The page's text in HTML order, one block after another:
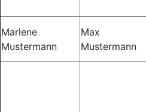
Marlene
Mustermann
Max
Mustermann